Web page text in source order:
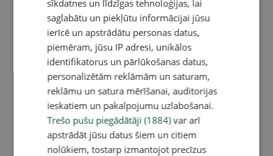
sīkdatnes un līdzīgas tehnoloģijas, lai
saglabātu un piekļūtu informācijai jūsu
ierīcē un apstrādātu personas datus,
piemēram, jūsu IP adresi, unikālos
identifikatorus un pārlūkošanas datus,
personalizētām reklāmām un saturam,
reklāmu un satura mērīšanai, auditorijas
ieskatiem un pakalpojumu uzlabošanai.
Trešo pušu piegādātāji (1884)var arī
apstrādāt jūsu datus šiem un citiem
nolūkiem, tostarp izmantojot precīzus